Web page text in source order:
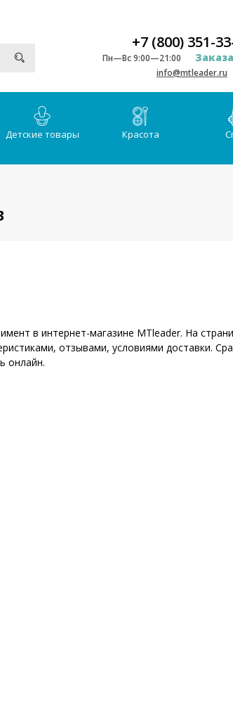
+7 (800) 351-
Пн—Вс 9:00—21:00
info@mtleader.ru
Детские товары Красота
в интернет-магазине MTleader. На
отзывами, условиями доставки.
онлайн.